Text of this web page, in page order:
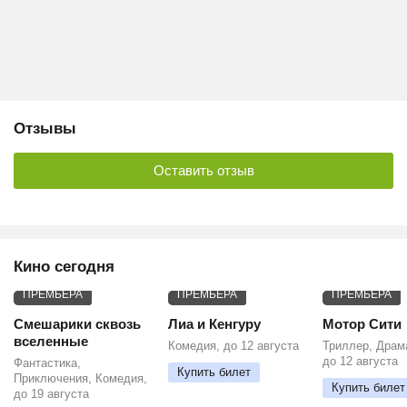
Отзывы
Оставить отзыв
Кино сегодня
ПРЕМЬЕРА
Смешарики сквозь
вселенные
Фантастика,
Приключения, Комедия,
до 19 августа
ПРЕМЬЕРА
Лиа и Кенгуру
Комедия, до 12 августа
Купить билет
ПРЕМЬЕРА
Мотор Сити
Триллер,
до 12 августа
Купить билет